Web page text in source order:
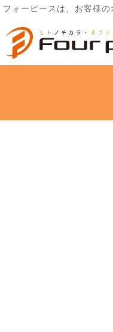
フォーピースは、お客様